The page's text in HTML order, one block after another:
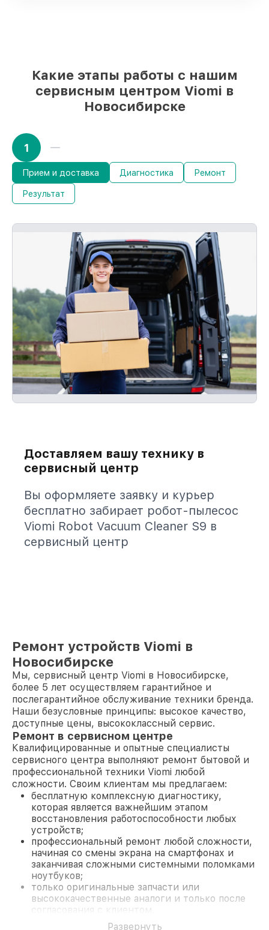
Какие этапы работы с нашим
сервисным центром Viomi в
Новосибирске
1
Прием и доставка Диагностика Ремонт
Результат
Доставляем вашу технику в
сервисный центр
Вы оформляете заявку и курьер
бесплатно забирает робот-пылесос
Viomi Robot Vacuum Cleaner S9 в
сервисный центр
Ремонт устройств Viomi в
Новосибирске
Мы, сервисный центр Viomi в Новосибирске,
более 5 лет осуществляем гарантийное и
послегарантийное обслуживание техники бренда.
Наши безусловные принципы: высокое качество,
доступные цены, высококлассный сервис.
Ремонт в сервисном центре
Квалифицированные и опытные специалисты
сервисного центра выполняют ремонт бытовой и
профессиональной техники Viomi любой
сложности. Своим клиентам мы предлагаем:
бесплатную комплексную диагностику,
которая является важнейшим этапом
восстановления работоспособности любых
устройств;
профессиональный ремонт любой сложности,
начиная со смены экрана на смартфонах и
заканчивая сложными системными поломками
ноутбуков;
только оригинальные запчасти или
высококачественные аналоги и только после
согласования с клиентом.
На все работы и замененные комплектующие
Развернуть